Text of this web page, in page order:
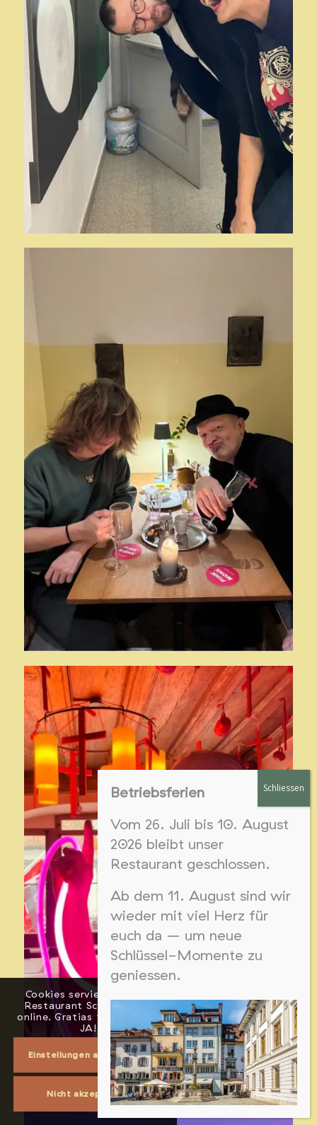
Cookies servieren wir im
Restaurant Schlüssel nur
online. Gratias tibi für dein
JA!
Einstellungen akzeptieren
Nicht akzeptieren
Betriebsferien
Vom 26. Juli bis 10. August
2026 bleibt unser
Restaurant geschlossen.
Ab dem 11. August sind wir
wieder mit viel Herz für
euch da – um neue
Schlüssel-Momente zu
geniessen.